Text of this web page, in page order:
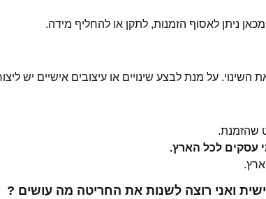
השינוי. על מנת לבצע שינויים או עיצובים אישיים יש
שהזמנת.
ואני רוצה לשנות את החריטה מה עושים ?